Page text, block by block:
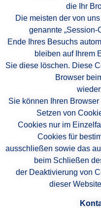
die Ihr
Die meisten der von
genannte „Session-
Ende Ihres Besuchs
bleiben auf Ihrem
Sie diese löschen. Diese
Browser
Sie können Ihren
Setzen von
Cookies nur im
Cookies für
ausschließen sowie das
beim Schließen
der Deaktivierung von
dieser